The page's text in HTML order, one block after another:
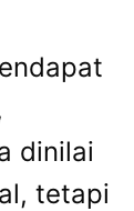
dinilai
tetapi